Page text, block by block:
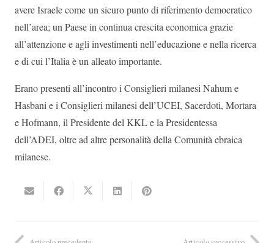
avere Israele come un sicuro punto di riferimento democratico
nell’area; un Paese in continua crescita economica grazie
all’attenzione e agli investimenti nell’educazione e nella ricerca
e di cui l’Italia è un alleato importante.
Erano presenti all’incontro i Consiglieri milanesi Nahum e
Hasbani e i Consiglieri milanesi dell’UCEI, Sacerdoti, Mortara
e Hofmann, il Presidente del KKL e la Presidentessa
dell’ADEI, oltre ad altre personalità della Comunità ebraica
milanese.